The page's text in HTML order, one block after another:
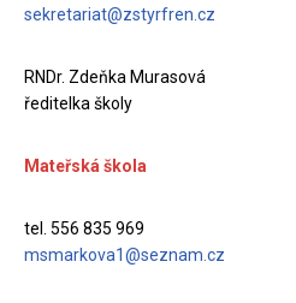
sekretariat@zstyrfren.cz
RNDr. Zdeňka Murasová
ředitelka školy
Mateřská škola
tel. 556 835 969
msmarkova1@seznam.cz